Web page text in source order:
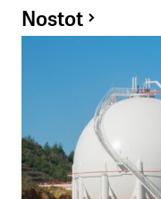
Nostot